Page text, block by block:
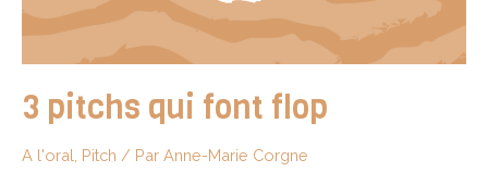
3 pitchs qui font flop
A l'oral Pitch / Par Anne-Marie Corgne